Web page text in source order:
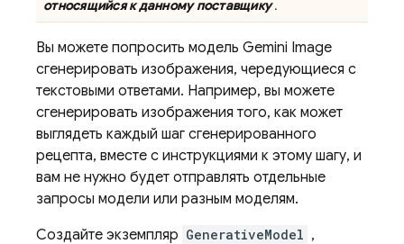
относящийся к данному поставщику.
Вы можете попросить модель Gemini Image
сгенерировать изображения, чередующиеся с
текстовыми ответами. Например, вы можете
сгенерировать изображения того, как может
выглядеть каждый шаг сгенерированного
рецепта, вместе с инструкциями к этому шагу, и
вам не нужно будет отправлять отдельные
запросы модели или разным моделям.
Создайте экземпляр GenerativeModel ,